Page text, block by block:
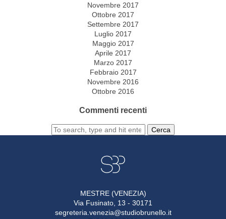
Novembre 2017
Ottobre 2017
Settembre 2017
Luglio 2017
Maggio 2017
Aprile 2017
Marzo 2017
Febbraio 2017
Novembre 2016
Ottobre 2016
Commenti recenti
Cerca
MESTRE (VENEZIA)
Via Fusinato, 13 - 30171
segreteria.venezia@studiobrunello.it